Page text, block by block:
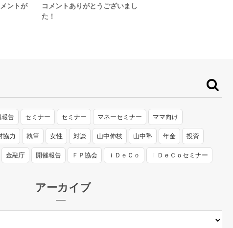
ントが
コメントありがとうございまし
た！
報告 セミナー セミナー マネーセミナー ママ向け
協力 執筆 女性 対談 山中伸枝 山中塾 年金 投資
金融庁 開催報告 ＦＰ協会 ｉＤｅＣｏ ｉＤｅＣｏセミナー
アーカイブ